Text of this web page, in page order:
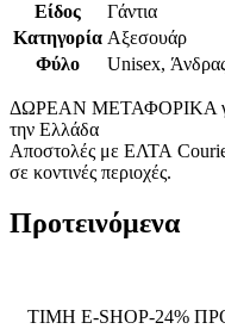
Είδος
Γάντια
Κατηγορία Αξεσουάρ
Φύλο
Unisex,
ΔΩΡΕΑΝ ΜΕΤΑΦΟΡΙΚΑ για
την Ελλάδα
Αποστολές με ΕΛΤΑ
σε κοντινές περιοχές.
Προτεινόμενα
ΤΙΜΗ E-SHOP-24%